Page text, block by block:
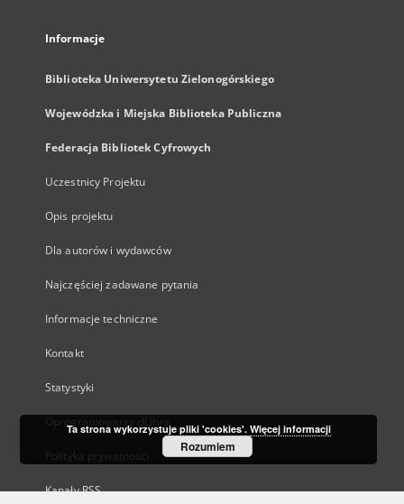
Informacje
Biblioteka Uniwersytetu Zielonogórskiego
Wojewódzka i Miejska Biblioteka Publiczna
Federacja Bibliotek Cyfrowych
Uczestnicy Projektu
Opis projektu
Dla autorów i wydawców
Najczęściej zadawane pytania
Informacje techniczne
Kontakt
Statystyki
Oprogramowanie dLibra
Polityka prywatności
Kanały RSS
Ta strona wykorzystuje pliki 'cookies'. Więcej informacji
Rozumiem